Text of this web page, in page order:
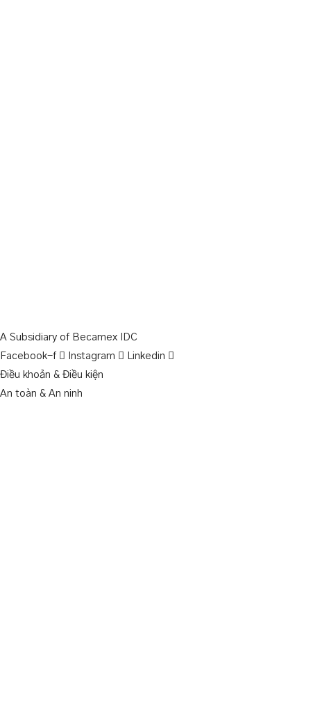
A Subsidiary of Becamex IDC
Facebook-f
Instagram
Linkedin
Điều khoản & Điều kiện
An toàn & An ninh